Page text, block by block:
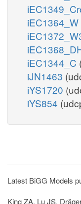
iEC1364_W
iEC1344_C
iJN1463
iYS1720
iYS854
Latest BiGG Models
King ZA, Lu JS,